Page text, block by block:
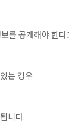
를 공개해야 한다
는 경우
니다.